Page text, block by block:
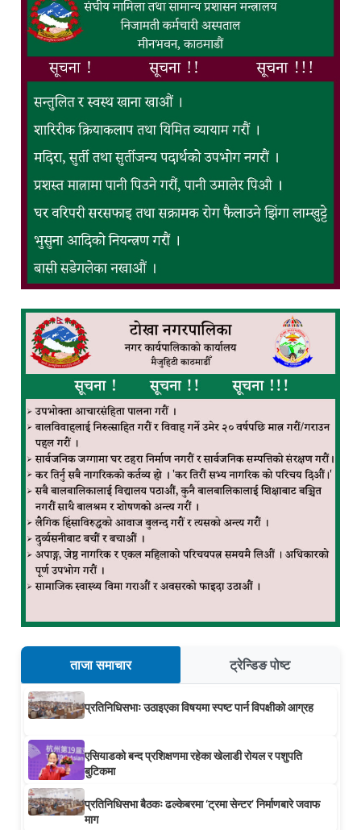
ताजा समाचार ट्रेन्डिङ पोष्ट
प्रतिनिधिसभाः उठाइएका विषयमा स्पष्ट पार्न विपक्षीको आग्रह
एसियाडको बन्द प्रशिक्षणमा रहेका खेलाडी रोयल र पशुपति
बुटिकमा
प्रतिनिधिसभा बैठकः ढल्केबरमा ‘ट्रमा सेन्टर’ निर्माणबारे जवाफ
माग